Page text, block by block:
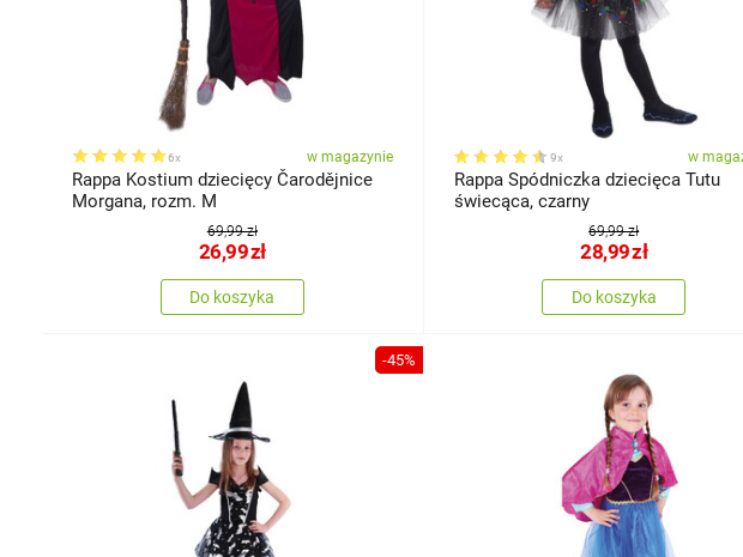
6x w magazynie
Rappa Kostium dziecięcy Čarodějnice
Morgana, rozm. M
69,99 zł
26,99zł
Do koszyka
9x w
Rappa Spódniczka dziecięca Tutu
świecąca, czarny
69,99 zł
28,99zł
Do koszyka
-45%